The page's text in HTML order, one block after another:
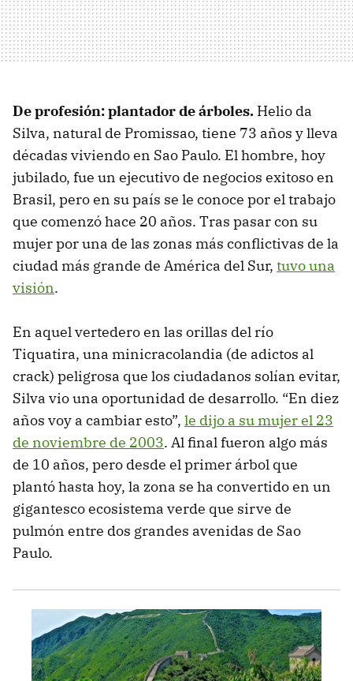
De profesión: plantador de árboles. Helio da
Silva, natural de Promissao, tiene 73 años y lleva
décadas viviendo en Sao Paulo. El hombre, hoy
jubilado, fue un ejecutivo de negocios exitoso en
Brasil, pero en su país se le conoce por el trabajo
que comenzó hace 20 años. Tras pasar con su
mujer por una de las zonas más conflictivas de la
ciudad más grande de América del Sur, tuvo una
visión.
En aquel vertedero en las orillas del río
Tiquatira, una minicracolandia (de adictos al
crack) peligrosa que los ciudadanos solían evitar,
Silva vio una oportunidad de desarrollo. “En diez
años voy a cambiar esto”, le dijo a su mujer el 23
de noviembre de 2003. Al final fueron algo más
de 10 años, pero desde el primer árbol que
plantó hasta hoy, la zona se ha convertido en un
gigantesco ecosistema verde que sirve de
pulmón entre dos grandes avenidas de Sao
Paulo.